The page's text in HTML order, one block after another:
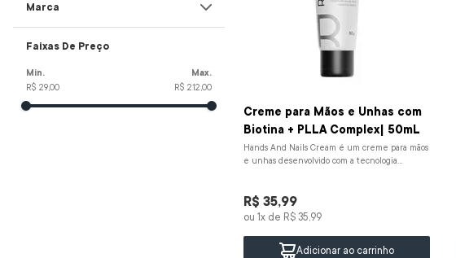
Maquiagem
Anti-idade
Marca
Rennova Beauté
Faixas De Preço
R$ 29,00 R$ 212,00
Creme para Mãos e Unhas com
Biotina + PLLA Complex| 50mL
Hands And Nails Cream é um creme para mãos
e unhas desenvolvido com a tecnologia
R$ 35,99
ou 1x de R$ 35,99
Adicionar ao carrinho
sabonete